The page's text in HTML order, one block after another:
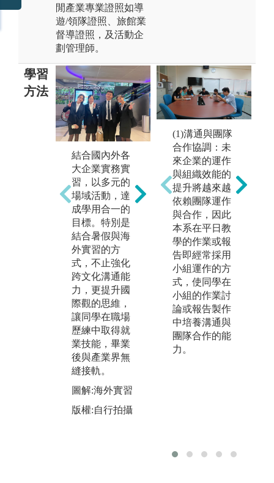
閒產業專業證照如導
遊/領隊證照、旅館業
督導證照，及活動企
劃管理師。
學習
方法
結合國內外各
大企業實務實
習，以多元的
場域活動，達
成學用合一的
目標。特別是
結合暑假與海
外實習的方
式，不止強化
跨文化溝通能
力，更提升國
際觀的思維，
讓同學在職場
歷練中取得就
業技能，畢業
後與產業界無
縫接軌。
圖解:海外實習
版權:自行拍攝
透過競賽方
式，將生活經
驗、學習理論
與實務結合，
激發創新概念
和商業模式。
同時藉由競爭
過程反思不
足，進而強化
相關專業知
能，使學生更
有競爭能力。
圖解:企業永續
行銷創意競賽
版權:自行拍攝
(1)溝通與團隊
合作協調：未
來企業的運作
與組織效能的
提升將越來越
依賴團隊運作
與合作，因此
本系在平日教
學的作業或報
告即經常採用
小組運作的方
式，使同學在
小組的作業討
論或報告製作
中培養溝通與
團隊合作的能
力。